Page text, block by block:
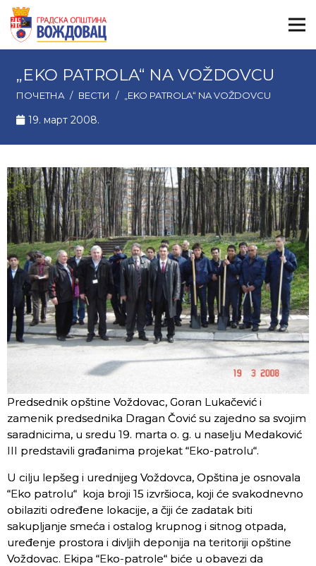
„EKO PATROLA“ NA VOŽDOVCU
ПОЧЕТНА / ВЕСТИ / „EKO PATROLA“ NA VOŽDOVCU
19. март 2008.
Predsednik opštine Voždovac, Goran Lukačević i
zamenik predsednika Dragan Čović su zajedno sa svojim
saradnicima, u sredu 19. marta o. g. u naselju Medaković
III predstavili građanima projekat “Eko-patrolu“.
U cilju lepšeg i urednijeg Voždovca, Opština je osnovala
“Eko patrolu“ koja broji 15 izvršioca, koji će svakodnevno
obilaziti određene lokacije, a čiji će zadatak biti
sakupljanje smeća i ostalog krupnog i sitnog otpada,
uređenje prostora i divljih deponija na teritoriji opštine
Voždovac. Ekipa “Eko-patrole“ biće u obavezi da